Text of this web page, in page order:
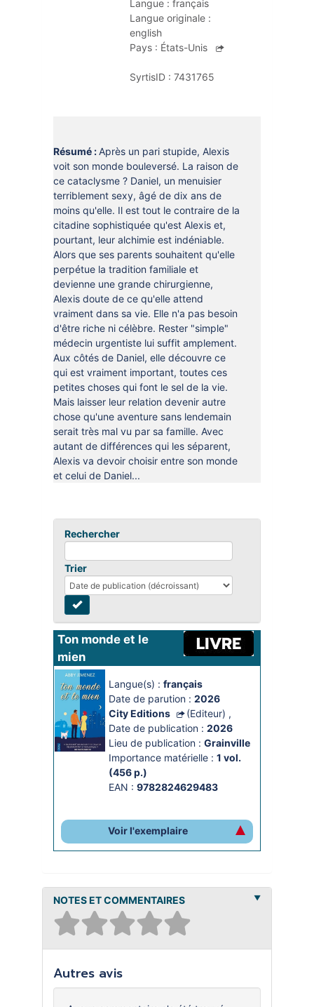
CRÉATHÈQUE
JOUER EN BIBLIOTHÈQUES
MAO - MUSIQUE ASSISTÉE PAR
POUR LES PROS
TOUS LES SERVICES
PROLONGER - RÉSERVER
Langue : français
Langue originale :
english
Pays : États-Unis
SyrtisID : 7431765
Résumé :Après un pari stupide, Alexis
voit son monde bouleversé. La raison de
ce cataclysme ? Daniel, un menuisier
terriblement sexy, âgé de dix ans de
moins qu'elle. Il est tout le contraire de la
citadine sophistiquée qu'est Alexis et,
pourtant, leur alchimie est indéniable.
Alors que ses parents souhaitent qu'elle
perpétue la tradition familiale et
devienne une grande chirurgienne,
Alexis doute de ce qu'elle attend
vraiment dans sa vie. Elle n'a pas besoin
d'être riche ni célèbre. Rester "simple"
médecin urgentiste lui suffit amplement.
Aux côtés de Daniel, elle découvre ce
qui est vraiment important, toutes ces
petites choses qui font le sel de la vie.
Mais laisser leur relation devenir autre
chose qu'une aventure sans lendemain
serait très mal vu par sa famille. Avec
autant de différences qui les séparent,
Alexis va devoir choisir entre son monde
et celui de Daniel...
Rechercher
Trier
Ton monde et le
mien
Langue(s) : français
Date de parution : 2026
City Editions
(Editeur) ,
Date de publication : 2026
Lieu de publication : Grainville
Importance matérielle : 1 vol.
(456 p.)
EAN : 9782824629483
Voir l'exemplaire
NOTES ET COMMENTAIRES
Autres avis